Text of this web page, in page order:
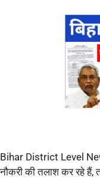
Bihar District Level
नौकरी की तलाश कर रहे हैं,